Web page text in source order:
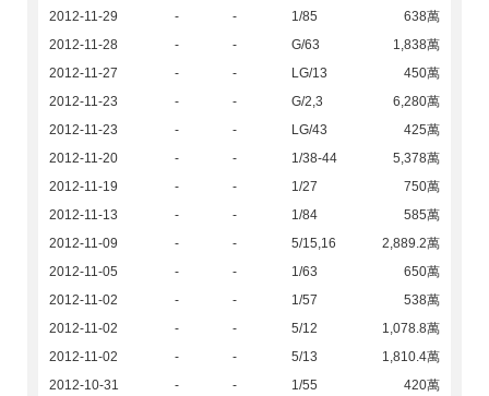
2012-11-29
- - 1/85
638萬
2012-11-28
- - G/63
1,838萬
2012-11-27
- - LG/13
450萬
2012-11-23
- - G/2,3
6,280萬
2012-11-23
- - LG/43
425萬
2012-11-20
- - 1/38-44
5,378萬
2012-11-19
- - 1/27
750萬
2012-11-13
- - 1/84
585萬
2012-11-09
- - 5/15,16
2,889.2萬
2012-11-05
- - 1/63
650萬
2012-11-02
- - 1/57
538萬
2012-11-02
- - 5/12
1,078.8萬
2012-11-02
- - 5/13
1,810.4萬
2012-10-31
- - 1/55
420萬